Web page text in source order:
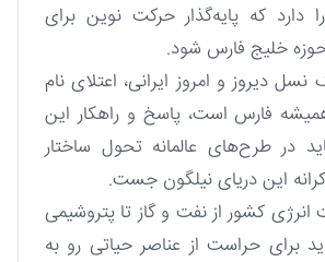
دارد که پایه‌گذار حرکت نوین برای
حوزه خلیج فارس شود.
دیروز و امروز ایرانی، اعتلای نام
فارس است، پاسخ و راهکار این
در طرح‌های عالمانه تحول ساختار
این دریای نیلگون جست.
کشور از نفت و گاز تا پتروشیمی
برای حراست از عناصر حیاتی رو به